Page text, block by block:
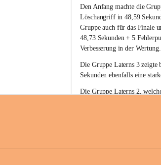
l
l
i
g
e
F
e
u
e
r
w
t
Den Anfang machte die
Löschangriff in 48,59
Gruppe auch für das Finale
48,73 Sekunden + 5
Verbesserung in der Wertung.
Die Gruppe Laterns 3
Sekunden ebenfalls eine
Die Gruppe Laterns 2,